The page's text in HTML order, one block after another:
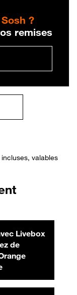
?
remises
incluses, valables
Livebox
de
mois